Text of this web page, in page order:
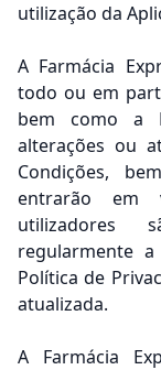
utilização da
A Farmácia
todo ou em
bem como a
alterações ou
Condições,
entrarão em
utilizadores
regularmente
Política de
atualizada.
A Farmácia